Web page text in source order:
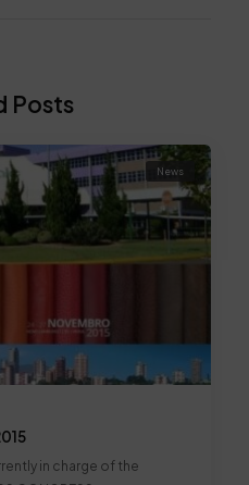
Posts
News
in charge of the